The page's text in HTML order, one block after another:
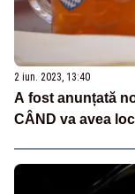
2 iun. 2023, 13:40
A fost anunțată
CÂND va avea